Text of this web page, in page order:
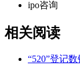
ipo咨询
相关阅读
“520”登记